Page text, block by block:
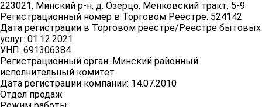
223021, Минский р-н, д. Озерцо, Менковский тракт, 5-9
Регистрационный номер в Торговом Реестре: 524142
Дата регистрации в Торговом реестре/Реестре бытовых
услуг: 01.12.2021
УНП: 691306384
Регистрационный орган: Минский районный
исполнительный комитет
Дата регистрации компании: 14.07.2010
Отдел продаж